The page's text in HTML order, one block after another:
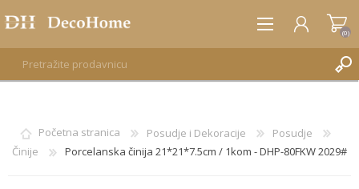
REGISTRUJTE SE
PRIJAVA
(0)
Početna stranica Posudje i Dekoracije
Posudje
Činije
Porcelanska činija 21*21*7.5cm / 1kom - DHP-80FKW 2029#